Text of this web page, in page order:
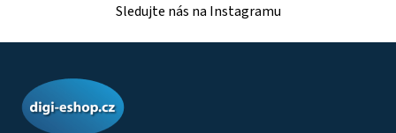
Sledujte nás na Instagramu